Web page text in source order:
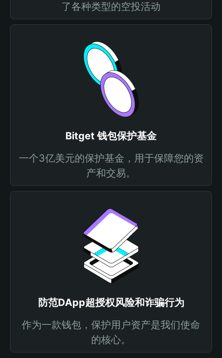
了各种类型的空投活动
Bitget 钱包保护基金
一个3亿美元的保护基金，用于保障您的资
产和交易。
防范DApp超授权风险和诈骗行为
作为一款钱包，保护用户资产是我们使命
的核心。